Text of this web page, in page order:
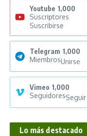
Youtube 1,000
Suscriptores
Suscribirse
Telegram 1,000
MiembrosUnirse
Vimeo 1,000
SeguidoresSeguir
Lo más destacado